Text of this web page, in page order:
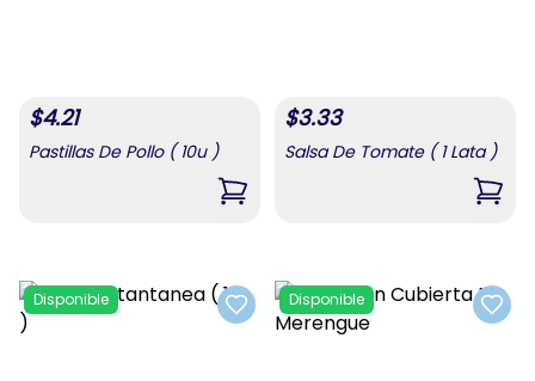
$4.21
Pastillas De Pollo ( 10u )
,Pastillas De Pollo ( 10u )
$3.33
Salsa De Tomate ( 1 Lata )
,
Add to favorites
Disponible
Add
Disponible